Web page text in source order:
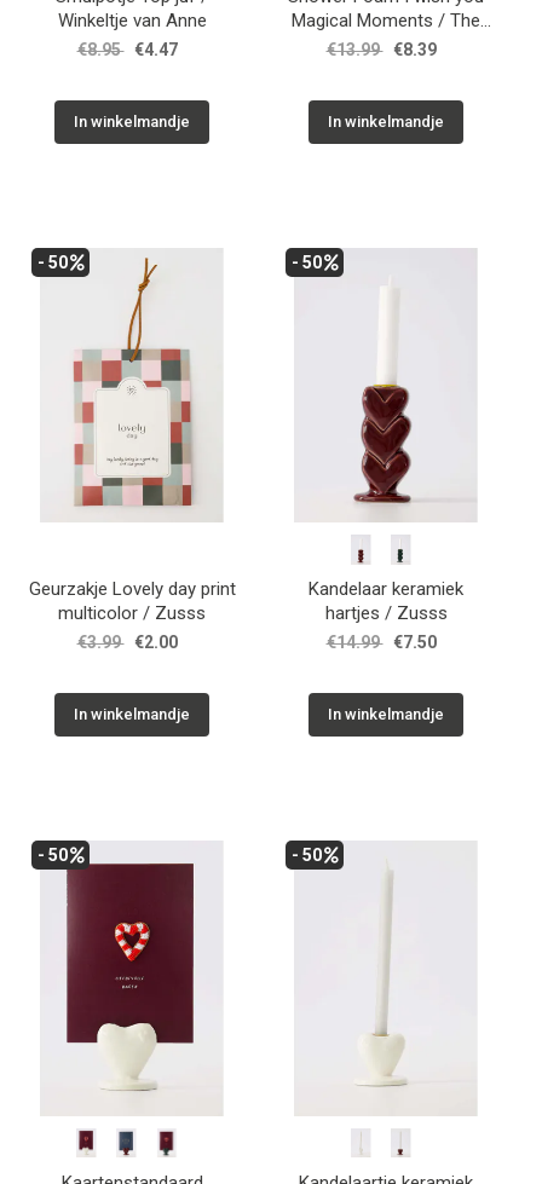
Winkeltje van Anne
€8.95 €4.47
In winkelmandje
Magical Moments / The
Gift Label
€13.99 €8.39
In winkelmandje
- 50
Geurzakje Lovely day print
multicolor / Zusss
€3.99 €2.00
In winkelmandje
- 50
Kandelaar keramiek
hartjes / Zusss
€14.99 €7.50
In winkelmandje
- 50 - 50